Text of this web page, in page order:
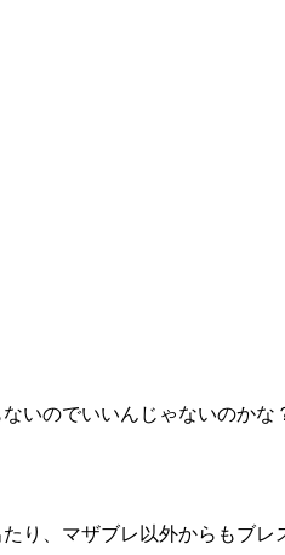
のでいいんじゃないのか
り、マザブレ以外からもブレ